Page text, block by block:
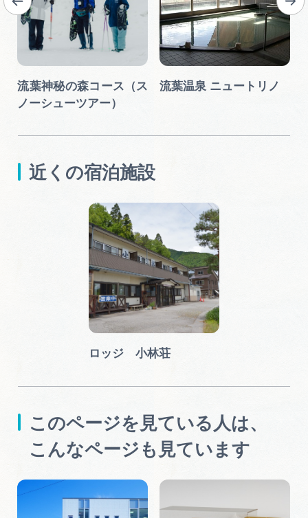
流葉神秘の森コース（ス
ノーシューツアー）
流葉温泉 ニュートリノ
近くの宿泊施設
ロッジ 小林荘
このページを見ている人は、
こんなページも見ています